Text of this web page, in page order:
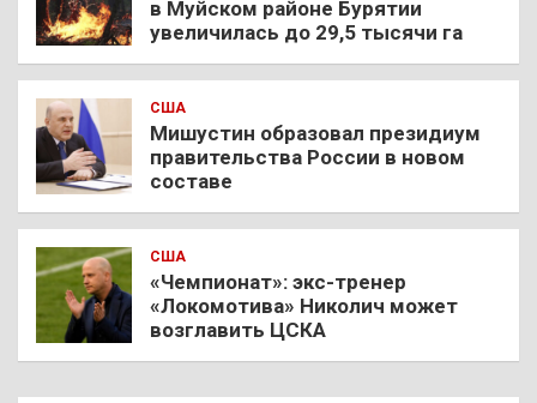
в Муйском районе Бурятии
увеличилась до 29,5 тысячи га
США
Мишустин образовал президиум
правительства России в новом
составе
США
«Чемпионат»: экс-тренер
«Локомотива» Николич может
возглавить ЦСКА